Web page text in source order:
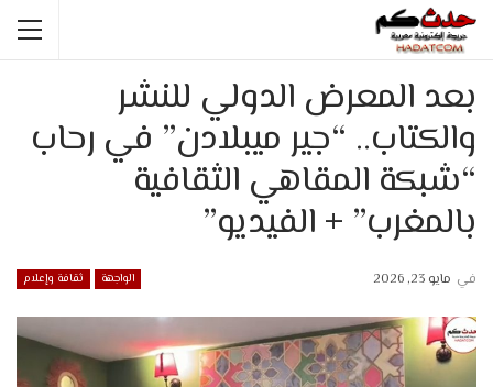
بعد المعرض الدولي للنشر
والكتاب.. “جير ميبلادن” في رحاب
“شبكة المقاهي الثقافية
بالمغرب” + الفيديو”
الواجهة ثقافة وإعلام في مايو 23, 2026